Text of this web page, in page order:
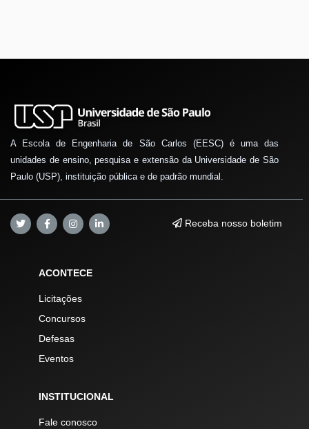
A Escola de Engenharia de São Carlos (EESC) é uma das
unidades de ensino, pesquisa e extensão da Universidade de São
Paulo (USP), instituição pública e de padrão mundial.
Receba nosso boletim
ACONTECE
Licitações
Concursos
Defesas
Eventos
INSTITUCIONAL
Fale conosco